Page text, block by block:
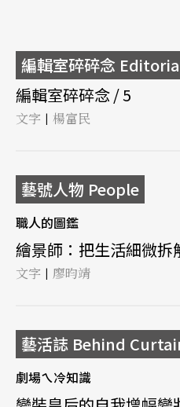
編輯室碎碎念
編輯室碎碎念 / 5
文字 | 楊富民
藝號人物 People
職人的圖鑑
繪景師：把生活細微拆
文字 | 廖昀靖
藝活誌 Behind
劇場ㄟ冷知識